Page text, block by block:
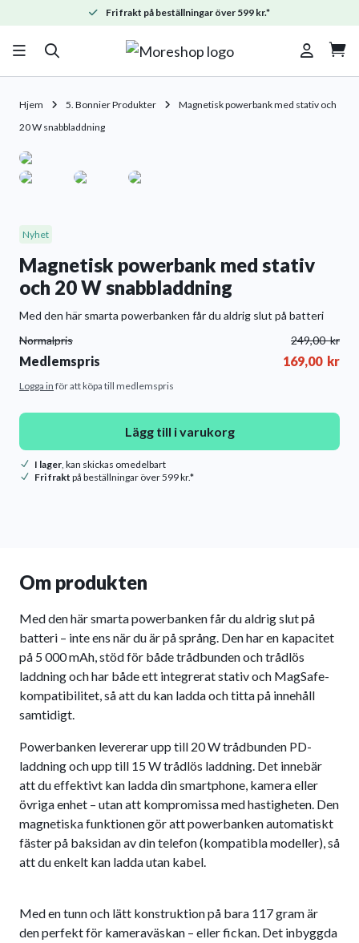
Fri frakt på beställningar över 599 kr.*

Hjem 5. Bonnier Produkter
Magnetisk powerbank med stativ och
20 W snabbladdning
Nyhet
Magnetisk powerbank med stativ
och 20 W snabbladdning
Med den här smarta powerbanken får du aldrig slut på batteri
Normalpris
249,00kr
Medlemspris 169,00 kr
Logga in för att köpa till medlemspris
Lägg till i varukorg
I lager, kan skickas omedelbart
Fri frakt på beställningar över 599 kr.*
Om produkten
Med den här smarta powerbanken får du aldrig slut på
batteri – inte ens när du är på språng. Den har en kapacitet
på 5 000 mAh, stöd för både trådbunden och trådlös
laddning och har både ett integrerat stativ och MagSafe-
kompatibilitet, så att du kan ladda och titta på innehåll
samtidigt.
Powerbanken levererar upp till 20 W trådbunden PD-
laddning och upp till 15 W trådlös laddning. Det innebär
att du effektivt kan ladda din smartphone, kamera eller
övriga enhet – utan att kompromissa med hastigheten. Den
magnetiska funktionen gör att powerbanken automatiskt
fäster på baksidan av din telefon (kompatibla modeller), så
att du enkelt kan ladda utan kabel.
Med en tunn och lätt konstruktion på bara 117 gram är
den perfekt för kameraväskan – eller fickan. Det inbyggda